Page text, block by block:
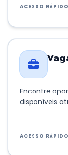
ACESSO RÁPIDO
Encontre
disponíveis
ACESSO RÁPIDO